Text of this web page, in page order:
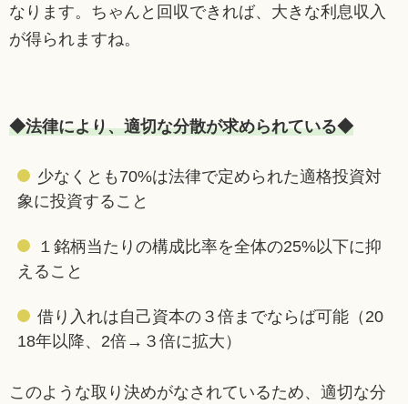
なります。ちゃんと回収できれば、大きな利息収入
が得られますね。
◆法律により、適切な分散が求められている◆
少なくとも70%は法律で定められた適格投資対
象に投資すること
１銘柄当たりの構成比率を全体の25%以下に抑
えること
借り入れは自己資本の３倍までならば可能（20
18年以降、2倍→３倍に拡大）
このような取り決めがなされているため、適切な分